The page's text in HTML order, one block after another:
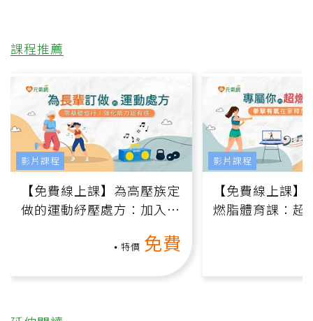
課程推薦
【免費線上課】為高壓族定
做的運動紓壓處方：加入行
特價 免費
影片課程
【免費線上課
燃脂體育課：超
影片課程